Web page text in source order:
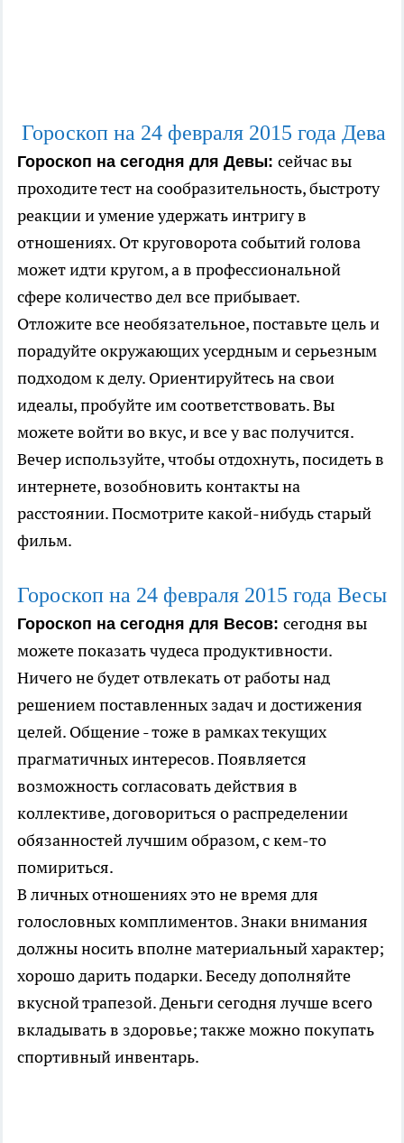
Гороскоп на 24 февраля 2015 года Дева
Гороскоп на сегодня для Девы: сейчас вы
проходите тест на сообразительность, быстроту
реакции и умение удержать интригу в
отношениях. От круговорота событий голова
может идти кругом, а в профессиональной
сфере количество дел все прибывает.
Отложите все необязательное, поставьте цель и
порадуйте окружающих усердным и серьезным
подходом к делу. Ориентируйтесь на свои
идеалы, пробуйте им соответствовать. Вы
можете войти во вкус, и все у вас получится.
Вечер используйте, чтобы отдохнуть, посидеть в
интернете, возобновить контакты на
расстоянии. Посмотрите какой-нибудь старый
фильм.
Гороскоп на 24 февраля 2015 года Весы
Гороскоп на сегодня для Весов: сегодня вы
можете показать чудеса продуктивности.
Ничего не будет отвлекать от работы над
решением поставленных задач и достижения
целей. Общение - тоже в рамках текущих
прагматичных интересов. Появляется
возможность согласовать действия в
коллективе, договориться о распределении
обязанностей лучшим образом, с кем-то
помириться.
В личных отношениях это не время для
голословных комплиментов. Знаки внимания
должны носить вполне материальный характер;
хорошо дарить подарки. Беседу дополняйте
вкусной трапезой. Деньги сегодня лучше всего
вкладывать в здоровье; также можно покупать
спортивный инвентарь.